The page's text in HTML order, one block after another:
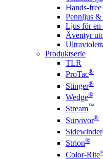
Hands-
Pennljus
Ljus för en
Äventyr
Produktserie
TLR
ProTac®
Stinger®
Wedge®
Stream™
Survivor®
Sidewinder
Strion®
Color-Rite